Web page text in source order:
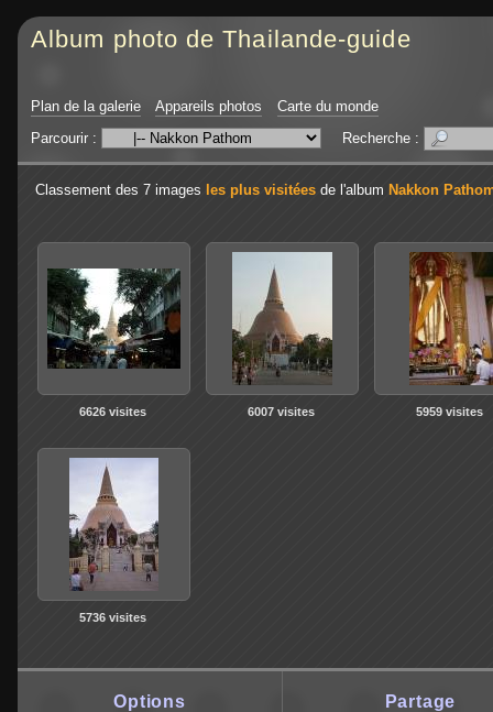
Album photo de Thailande-guide
Plan de la galerie Appareils photos
Carte du monde
Parcourir :
Recherche :
Classement des 7 images les plus visitées de l'album Nakkon
6626 visites 6007 visites 5959 visites
5736 visites
Options Partage